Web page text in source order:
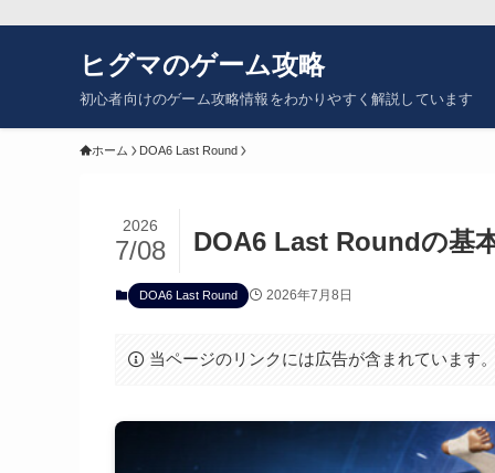
ヒグマのゲーム攻略
初心者向けのゲーム攻略情報をわかりやすく解説しています
ホーム DOA6 Last Round
DOA6 Last Roundの基
2026
7/08
DOA6 Last Round 2026年7月8日
当ページのリンクには広告が含まれています